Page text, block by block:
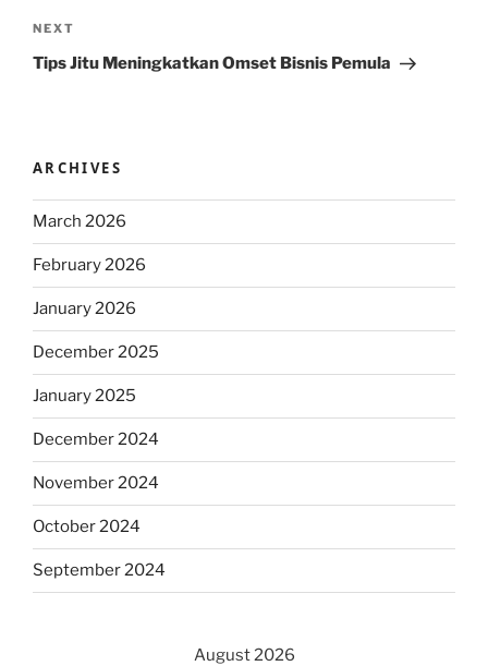
Next
Post
NEXT
Tips Jitu Meningkatkan Omset Bisnis Pemula
ARCHIVES
March 2026
February 2026
January 2026
December 2025
January 2025
December 2024
November 2024
October 2024
September 2024
August 2026